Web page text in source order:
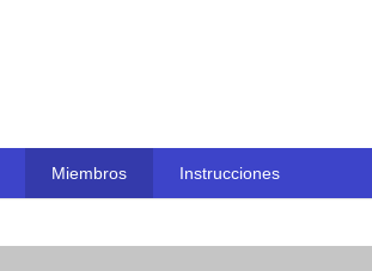
Miembros Instrucciones